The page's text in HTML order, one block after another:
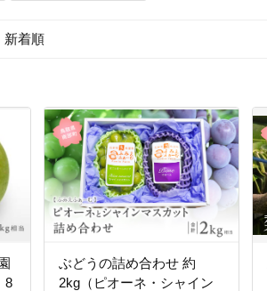
新着順
8
ぶどうの詰め合わせ 約
2kg（ピオーネ・シャイン